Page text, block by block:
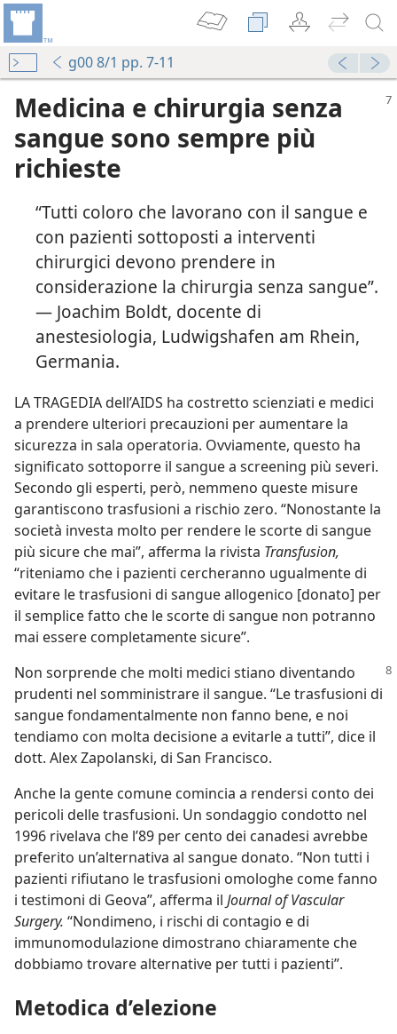
g00 8/1 pp. 7-11
Medicina e chirurgia senza
sangue sono sempre più
richieste
“Tutti coloro che lavorano con il sangue e
con pazienti sottoposti a interventi
chirurgici devono prendere in
considerazione la chirurgia senza sangue”.
— Joachim Boldt, docente di
anestesiologia, Ludwigshafen am Rhein,
Germania.
LA TRAGEDIA dell’AIDS ha costretto scienziati e medici
a prendere ulteriori precauzioni per aumentare la
sicurezza in sala operatoria. Ovviamente, questo ha
significato sottoporre il sangue a screening più severi.
Secondo gli esperti, però, nemmeno queste misure
garantiscono trasfusioni a rischio zero. “Nonostante la
società investa molto per rendere le scorte di sangue
più sicure che mai”, afferma la rivista Transfusion,
“riteniamo che i pazienti cercheranno ugualmente di
evitare le trasfusioni di sangue allogenico [donato] per
il semplice fatto che le scorte di sangue non potranno
mai essere completamente sicure”.
Non sorprende che molti medici stiano diventando
prudenti nel somministrare il sangue. “Le trasfusioni di
sangue fondamentalmente non fanno bene, e noi
tendiamo con molta decisione a evitarle a tutti”, dice il
dott. Alex Zapolanski, di San Francisco.
Anche la gente comune comincia a rendersi conto dei
pericoli delle trasfusioni. Un sondaggio condotto nel
1996 rivelava che l’89 per cento dei canadesi avrebbe
preferito un’alternativa al sangue donato. “Non tutti i
pazienti rifiutano le trasfusioni omologhe come fanno
i testimoni di Geova”, afferma il Journal of Vascular
Surgery. “Nondimeno, i rischi di contagio e di
immunomodulazione dimostrano chiaramente che
dobbiamo trovare alternative per tutti i pazienti”.
Metodica d’elezione